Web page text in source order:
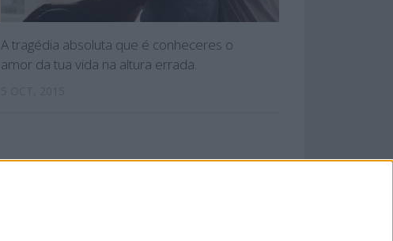
A tragédia absoluta que é conheceres o
amor da tua vida na altura errada.